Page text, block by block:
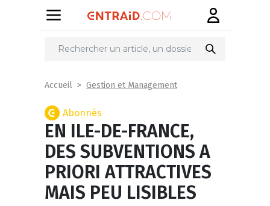
Partager
Accueil Gestion et Management
Abonnés
EN ILE-DE-FRANCE,
DES SUBVENTIONS A
PRIORI ATTRACTIVES
MAIS PEU LISIBLES